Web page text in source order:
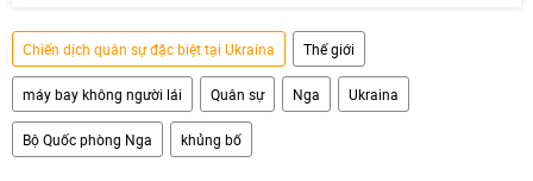
Chiến dịch quân sự đặc biệt tại Ukraina Thế giới
máy bay không người lái Quân sự Nga Ukraina
Bộ Quốc phòng Nga khủng bố